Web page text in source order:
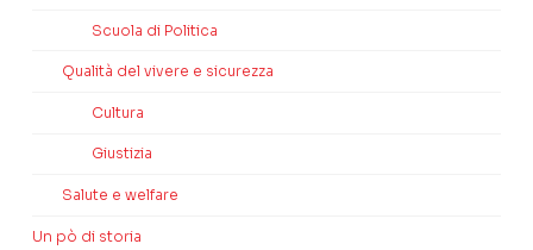
Scuola di Politica
Qualità del vivere e sicurezza
Cultura
Giustizia
Salute e welfare
Un pò di storia